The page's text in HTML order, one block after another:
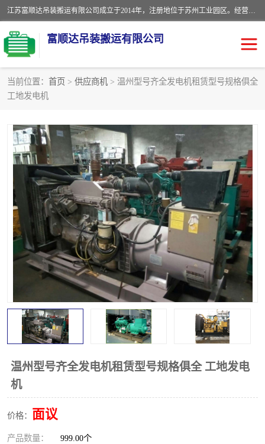
江苏富顺达吊装搬运有限公司成立于2014年，注册地位于苏州工业园区。经营范围包括起重吊装、搬运装卸服务；叉车、吊车租赁；水电安装；机电工程施工及维护；机电设备安装；家政服务、保洁服务。苏州搬运公司，苏州叉车出租，苏州吊车出租，苏州工厂设备搬运，专业设备吊装服务。
富顺达吊装搬运有限公司
当前位置： 首页 > 供应商机 > 温州型号齐全发电机租赁型号规格俱全
工地发电机
温州型号齐全发电机租赁型号规格俱全 工地发电
机
价格： 面议
产品数量： 999.00个
苏州设备搬运吊装服务
工厂搬迁公司 设备包装
设备定位移位 起重吊装
设备搬运 吊装公司
工厂设备搬运 专业设备吊装服务
吊车出租租赁服务 叉车出租租赁服务